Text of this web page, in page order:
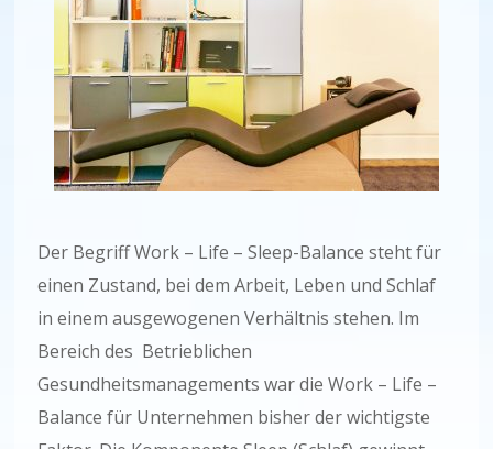
Der Begriff Work – Life – Sleep-Balance steht für
einen Zustand, bei dem Arbeit, Leben und Schlaf
in einem ausgewogenen Verhältnis stehen. Im
Bereich des Betrieblichen
Gesundheitsmanagements war die Work – Life –
Balance für Unternehmen bisher der wichtigste